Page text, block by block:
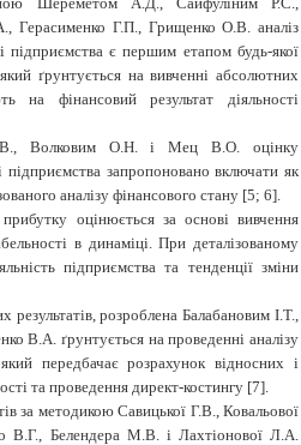
Герасименко Г.П., Грищенко О.В. аналіз
підприємства є першим етапом будь-якої
ґрунтується на вивченні абсолютних
на фінансовий результат діяльності
Волковим О.Н. і Мец В.О. оцінку
підприємства запропоновано включати як
аналізу фінансового стану [5; 6].
прибутку оцінюється за основі вивчення
в динаміці. При деталізованому
підприємства та тенденції зміни
результатів, розроблена Балабановим І.Т.,
В.А. ґрунтується на проведенні аналізу
передбачає розрахунок відносних і
та проведення директ-костингу [7].
за методикою Савицької Г.В., Ковальової
В.Г., Белендера М.В. і Лахтіонової Л.А.